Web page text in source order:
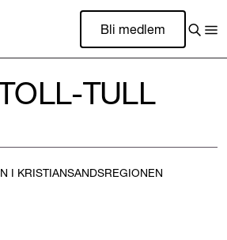
Bli medlem
TULL
I KRISTIANSANDSREGIONEN